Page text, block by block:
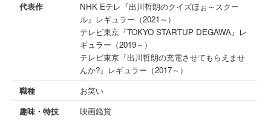
代表作
NHK Eテレ『出川哲朗のクイズほぉ～スクー
ル』レギュラー（2021～）
テレビ東京『TOKYO STARTUP DEGAWA』レ
ギュラー（2019～）
テレビ東京『出川哲朗の充電させてもらえませ
んか?』レギュラー（2017～）
職種
お笑い
趣味・特技
映画鑑賞